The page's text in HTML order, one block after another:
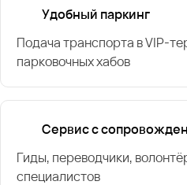
Удобный паркинг
Подача транспорта в VIP-
парковочных хабов
Сервис с
Гиды, переводчики,
специалистов